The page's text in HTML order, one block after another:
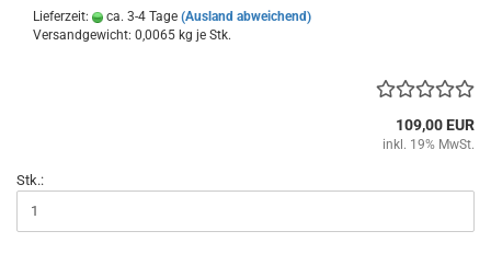
Lieferzeit: ca. 3-4 Tage (Ausland abweichend)
Versandgewicht: 0,0065 kg je Stk.
109,00 EUR
inkl. 19% MwSt.
Stk.: